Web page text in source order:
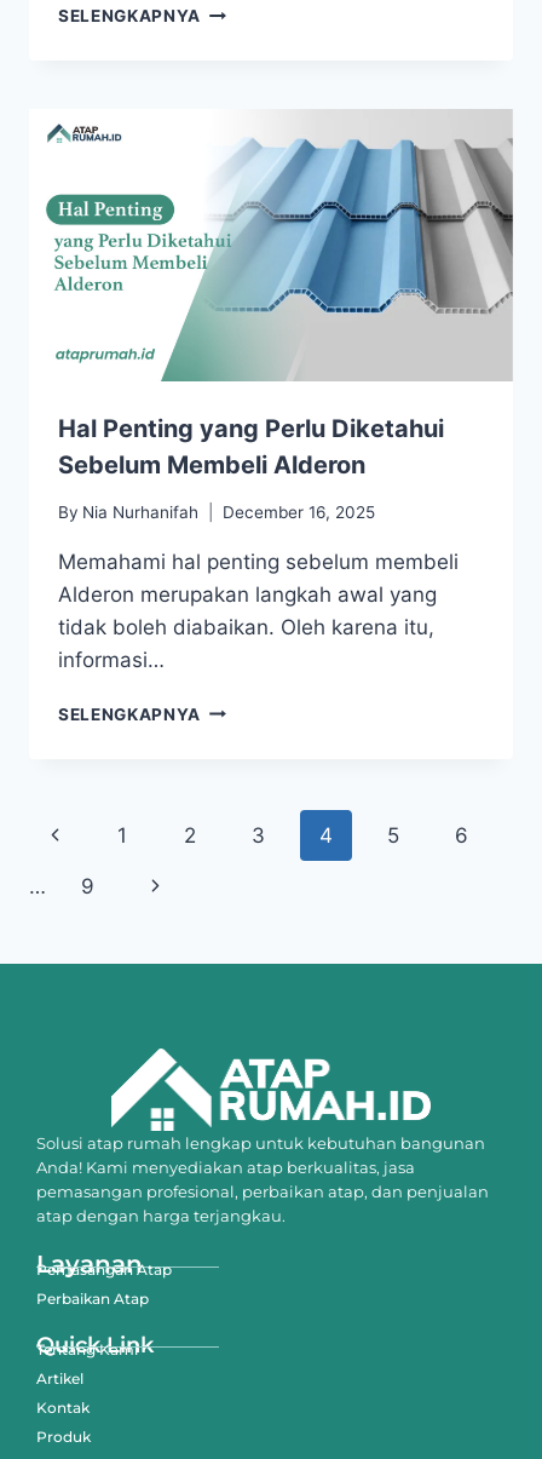
SELENGKAPNYA
Hal Penting yang Perlu Diketahui
Sebelum Membeli Alderon
By Nia Nurhanifah December 16, 2025
Memahami hal penting sebelum membeli
Alderon merupakan langkah awal yang
tidak boleh diabaikan. Oleh karena itu,
informasi…
SELENGKAPNYA
1 2 3 4 5 6
… 9
Solusi atap rumah lengkap untuk kebutuhan bangunan
Anda! Kami menyediakan atap berkualitas, jasa
pemasangan profesional, perbaikan atap, dan penjualan
atap dengan harga terjangkau.
Layanan
Pemasangan Atap
Perbaikan Atap
Quick Link
Tentang Kami
Artikel
Kontak
Produk